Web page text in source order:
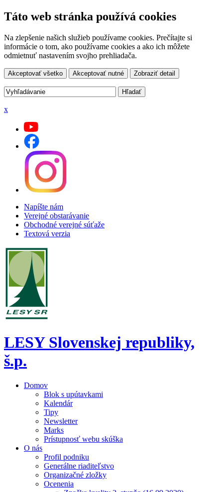
Táto web stránka používá cookies
Na zlepšenie našich služieb používame cookies. Prečítajte si
informácie o tom, ako používame cookies a ako ich môžete
odmietnuť nastavením svojho prehliadača.
Akceptovať všetko Akceptovať nutné Zobraziť detail
x
Napíšte nám
Verejné obstarávanie
Obchodné verejné súťaže
Textová verzia
LESY Slovenskej republiky,
š.p.
Domov
Blok s upútavkami
Kalendár
Tipy
Newsletter
Marks
Prístupnosť webu skúška
O nás
Profil podniku
Generálne riaditeľstvo
Organizačné zložky
Ocenenia